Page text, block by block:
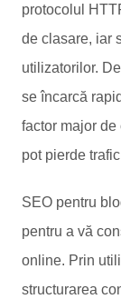
protocolul
de clasare, iar
utilizatorilor.
se încarcă
factor major
pot pierde
SEO pentru
pentru a vă
online. Prin
structurarea